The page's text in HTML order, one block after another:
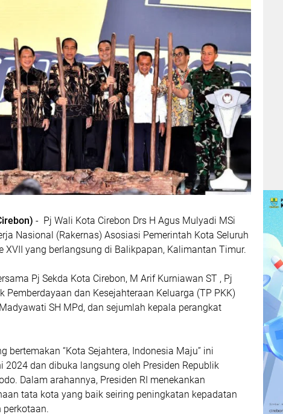
- Pj Wali Kota Cirebon Drs H Agus Mulyadi MSi
Nasional (Rakernas) Asosiasi Pemerintah Kota Seluruh
XVII yang berlangsung di Balikpapan, Kalimantan Timur.
Pj Sekda Kota Cirebon, M Arif Kurniawan ST , Pj
Pemberdayaan dan Kesejahteraan Keluarga (TP PKK)
SH MPd, dan sejumlah kepala perangkat
bertemakan “Kota Sejahtera, Indonesia Maju” ini
2024 dan dibuka langsung oleh Presiden Republik
Dalam arahannya, Presiden RI menekankan
tata kota yang baik seiring peningkatan kepadatan